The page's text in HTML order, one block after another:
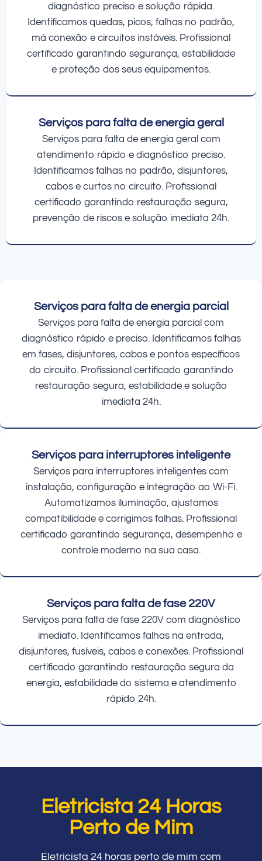
diagnóstico preciso e solução rápida.
Identificamos quedas, picos, falhas no padrão,
má conexão e circuitos instáveis. Profissional
certificado garantindo segurança, estabilidade
e proteção dos seus equipamentos.
Serviços para falta de energia geral
Serviços para falta de energia geral com
atendimento rápido e diagnóstico preciso.
Identificamos falhas no padrão, disjuntores,
cabos e curtos no circuito. Profissional
certificado garantindo restauração segura,
prevenção de riscos e solução imediata 24h.
Serviços para falta de energia parcial
Serviços para falta de energia parcial com
diagnóstico rápido e preciso. Identificamos falhas
em fases, disjuntores, cabos e pontos específicos
do circuito. Profissional certificado garantindo
restauração segura, estabilidade e solução
imediata 24h.
Serviços para interruptores inteligente
Serviços para interruptores inteligentes com
instalação, configuração e integração ao Wi-Fi.
Automatizamos iluminação, ajustamos
compatibilidade e corrigimos falhas. Profissional
certificado garantindo segurança, desempenho e
controle moderno na sua casa.
Serviços para falta de fase 220V
Serviços para falta de fase 220V com diagnóstico
imediato. Identificamos falhas na entrada,
disjuntores, fusíveis, cabos e conexões. Profissional
certificado garantindo restauração segura da
energia, estabilidade do sistema e atendimento
rápido 24h.
Eletricista 24 Horas
Perto de Mim
Eletricista 24 horas perto de mim com